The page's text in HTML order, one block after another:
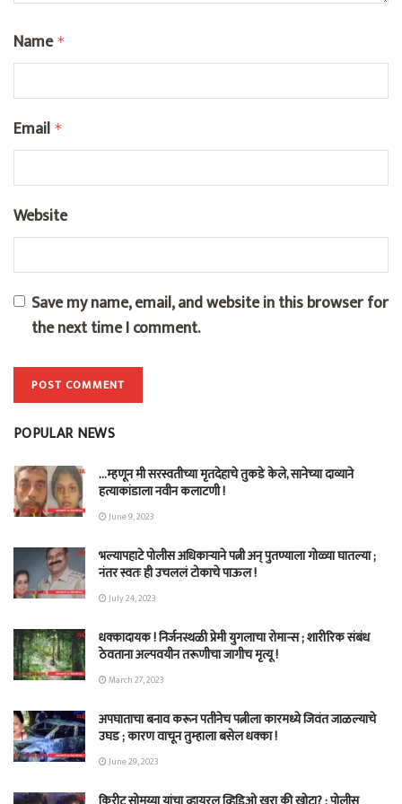
Name *
Email *
Website
Save my name, email, and website in this browser for
the next time I comment.
POPULAR NEWS
…म्हणून मी सरस्वतीच्या मृतदेहाचे तुकडे केले, सानेच्या दाव्याने
हत्याकांडाला नवीन कलाटणी !
June 9, 2023
भल्यापहाटे पोलीस अधिकाऱ्याने पत्नी अन् पुतण्याला गोळ्या घातल्या ;
नंतर स्वतः ही उचललं टोकाचे पाऊल !
July 24, 2023
धक्कादायक ! निर्जनस्थळी प्रेमी युगलाचा रोमान्स ; शारीरिक संबंध
ठेवताना अल्पवयीन तरूणीचा जागीच मृत्यू !
March 27, 2023
अपघाताचा बनाव करून पतीनेच‎ पत्नीला कारमध्ये जिवंत जाळल्याचे
उघड ; कारण वाचून तुम्हाला बसेल धक्का !
June 29, 2023